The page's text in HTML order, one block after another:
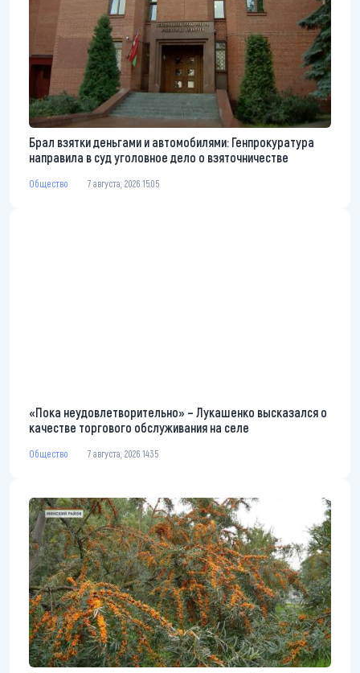
Брал взятки деньгами и автомобилями: Генпрокуратура
направила в суд уголовное дело о взяточничестве
Общество 7 августа, 2026 15:05
«Пока неудовлетворительно» – Лукашенко высказался о
качестве торгового обслуживания на селе
Общество 7 августа, 2026 14:35